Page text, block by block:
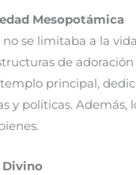
Mesopotámica
se limitaba a la
de
principal,
y políticas.
Divino